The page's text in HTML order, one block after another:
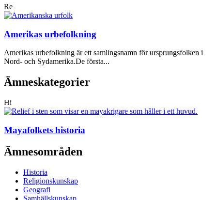
Re
Amerikas urbefolkning
Amerikas urbefolkning är ett samlingsnamn för ursprungsfolken i
Nord- och Sydamerika.De första...
Ämneskategorier
Hi
Mayafolkets historia
Ämnesområden
Historia
Religionskunskap
Geografi
Samhällskunskap